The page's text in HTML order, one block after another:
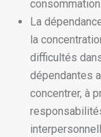
consommation.
La
la
difficultés
dépendantes
concentrer, à